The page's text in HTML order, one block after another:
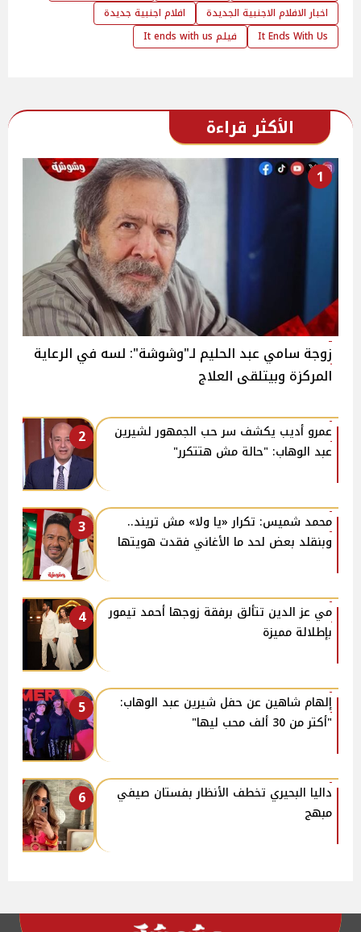
اخبار الافلام الاجنبية الجديدة
افلام اجنبية جديدة
It Ends With Us
فيلم It ends with us
الأكثر قراءة
1
زوجة سامي عبد الحليم لـ"وشوشة": لسه في الرعاية
المركزة وبيتلقى العلاج
2
عمرو أديب يكشف سر حب الجمهور لشيرين
عبد الوهاب: "حالة مش هتتكرر"
3
محمد شميس: تكرار «يا ولا» مش تريند..
وبنقلد بعض لحد ما الأغاني فقدت هويتها
4
مي عز الدين تتألق برفقة زوجها أحمد تيمور
بإطلالة مميزة
5
إلهام شاهين عن حفل شيرين عبد الوهاب:
"أكتر من 30 ألف محب ليها"
6
داليا البحيري تخطف الأنظار بفستان صيفي
مبهج